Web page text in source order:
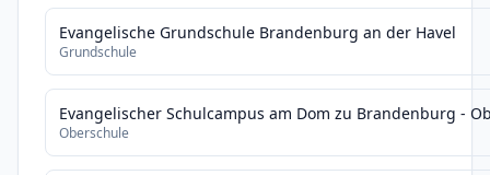
Evangelische Grundschule Brandenburg an der Havel
Grundschule
Evangelischer Schulcampus am Dom zu Brandenburg -
Oberschule